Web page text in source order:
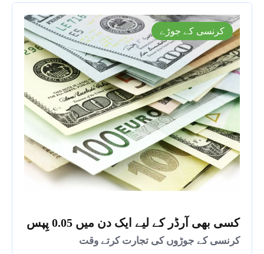
کرنسی کے جوڑے
کسی بھی آرڈر کے لیے ایک دن میں 0.05 پِپس
کرنسی کے جوڑوں کی تجارت کرتے وقت